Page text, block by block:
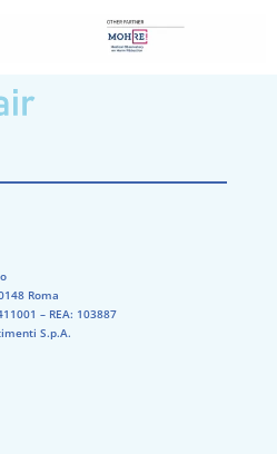
Roma
– REA: 103887​
S.p.A.